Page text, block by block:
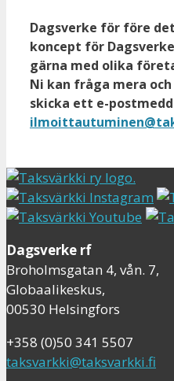
Dagsverke för före
koncept för
gärna med olika
Ni kan fråga mera
skicka ett e-
Dagsverke rf
Broholmsgatan 4, vån. 7,
Globaalikeskus,
00530 Helsingfors
+358 (0)50 341 5507
taksvarkki@taksvarkki.fi